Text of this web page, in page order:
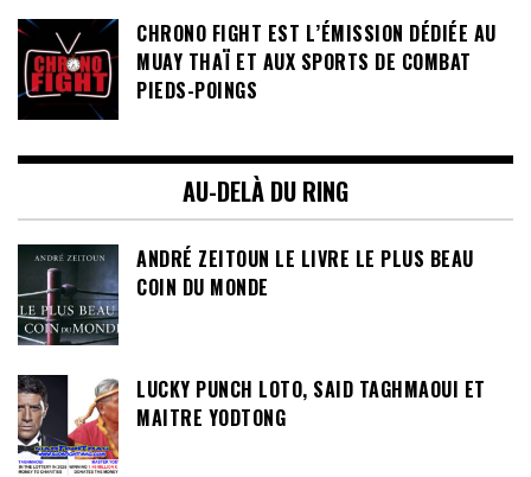
CHRONO FIGHT EST L’ÉMISSION DÉDIÉE AU
MUAY THAÏ ET AUX SPORTS DE COMBAT
PIEDS-POINGS
AU-DELÀ DU RING
ANDRÉ ZEITOUN LE LIVRE LE PLUS BEAU
COIN DU MONDE
LUCKY PUNCH LOTO, SAID TAGHMAOUI ET
MAITRE YODTONG